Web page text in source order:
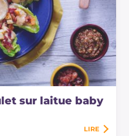
sur laitue baby
LIRE